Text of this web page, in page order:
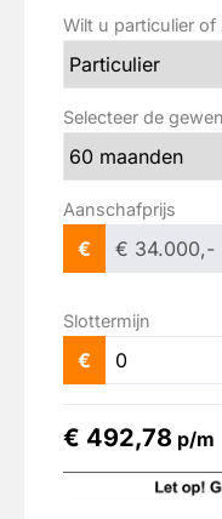
elektrische
Elektronisch
elektronische
extra getint glas
file assistent
grootlichtassistent
hill hold functie
hoofd airbag(s)
keyless entry/
Wilt u particulier of
Selecteer de
Aanschafprijs
€
Slottermijn
€
€ 492,78 p/m